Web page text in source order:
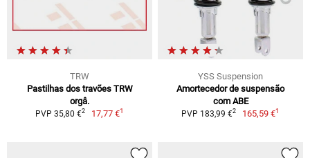
TRW
Pastilhas dos travões TRW
orgâ.
PVP 35,80 €2 17,77 €1
YSS Suspension
Amortecedor de suspensão
com ABE
PVP 183,99 €2 165,59 €1